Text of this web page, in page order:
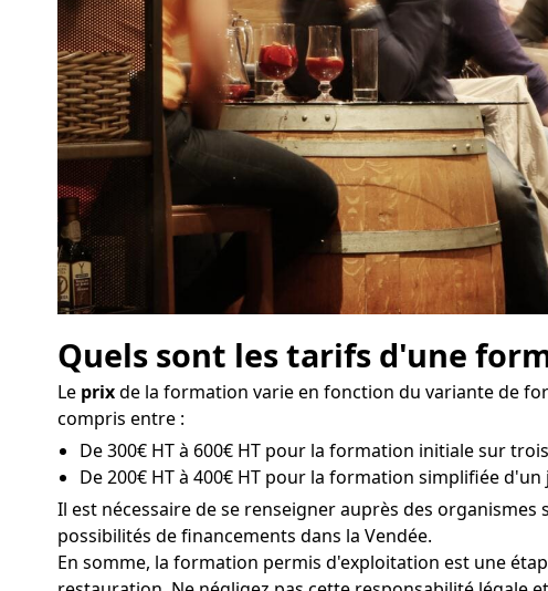
Quels sont les tarifs d'une
Le prixde la formation varie en fonction du variante de
compris entre :
De 300€ HT à 600€ HT pour la formation initiale sur
De 200€ HT à 400€ HT pour la formation simplifiée d'un
Il est nécessaire de se renseigner auprès des
possibilités de financements dans la Vendée.
En somme, la formation permis d'exploitation est une